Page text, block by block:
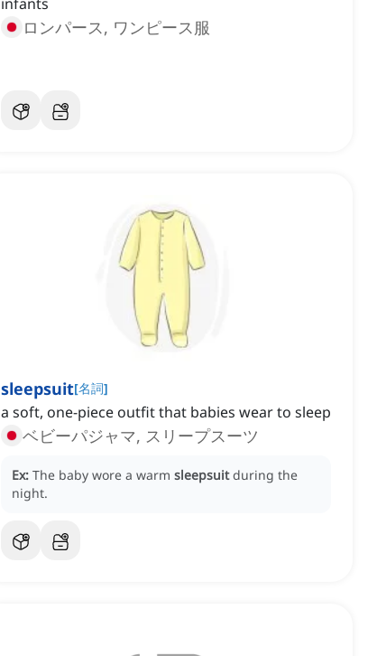
ロンパース, ワンピース服
sleepsuit[名詞]
a soft, one-piece outfit that babies wear to sleep
ベビーパジャマ, スリープスーツ
Ex: The baby wore a warm sleepsuit during the
night.